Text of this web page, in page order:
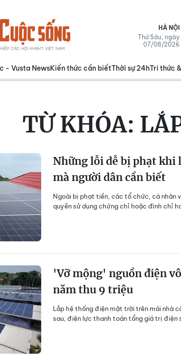
HÀ NỘI
Thứ Sáu, ngày
07/08/2026
- Vusta NewsKiến thức cần biếtThời sự 24hTri thức
TỪ KHÓA:
Những lỗi dễ bị phạt khi
mà người dân cần biết
Ngoài bị phạt tiền, các tổ chức, cá nhân
quyền sử dụng chứng chỉ hoặc đình chỉ
'Vỡ mộng' nguồn điện
năm thu 9 triệu
Lắp hệ thống điện mặt trời trên mái nhà
sau, điện lực thanh toán tổng giá trị điện